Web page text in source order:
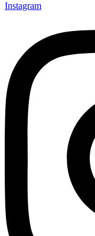
Instagram